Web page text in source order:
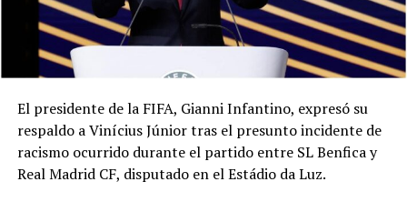
El presidente de la FIFA, Gianni Infantino, expresó su
respaldo a Vinícius Júnior tras el presunto incidente de
racismo ocurrido durante el partido entre SL Benfica y
Real Madrid CF, disputado en el Estádio da Luz.